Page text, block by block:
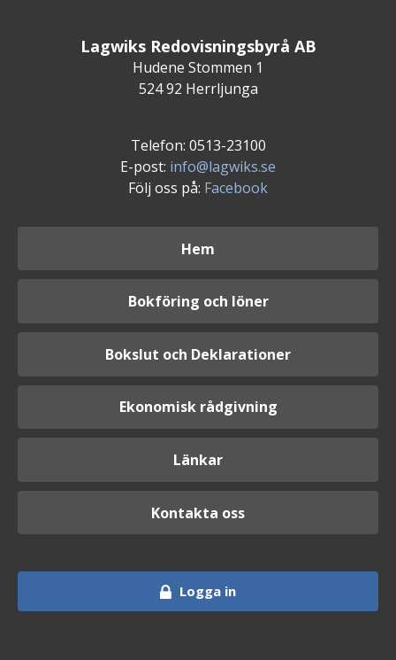
Lagwiks Redovisningsbyrå AB
Hudene Stommen 1
524 92 Herrljunga
Telefon: 0513-23100
E-post: info@lagwiks.se
Följ oss på: Facebook
Hem
Bokföring och löner
Bokslut och Deklarationer
Ekonomisk rådgivning
Länkar
Kontakta oss
Logga in